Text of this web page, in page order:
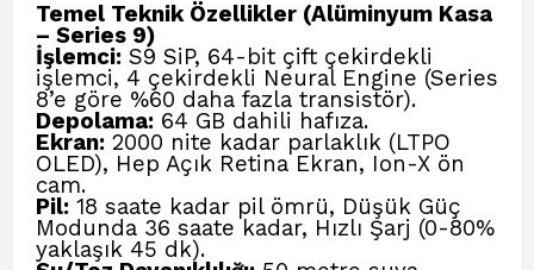
Temel Teknik Özellikler (Alüminyum Kasa
– Series 9)
İşlemci: S9 SiP, 64-bit çift çekirdekli
işlemci, 4 çekirdekli Neural Engine (Series
8’e göre %60 daha fazla transistör).
Depolama: 64 GB dahili hafıza.
Ekran: 2000 nite kadar parlaklık (LTPO
OLED), Hep Açık Retina Ekran, Ion-X ön
cam.
Pil: 18 saate kadar pil ömrü, Düşük Güç
Modunda 36 saate kadar, Hızlı Şarj (0-80%
yaklaşık 45 dk).